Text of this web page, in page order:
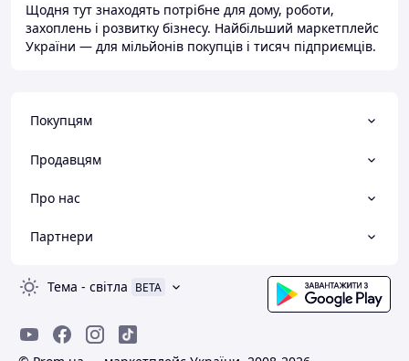
Щодня тут знаходять потрібне для дому, роботи,
захоплень і розвитку бізнесу. Найбільший маркетплейс
України — для мільйонів покупців і тисяч підприємців.
Покупцям
Продавцям
Про нас
Партнери
Тема - світла BETA